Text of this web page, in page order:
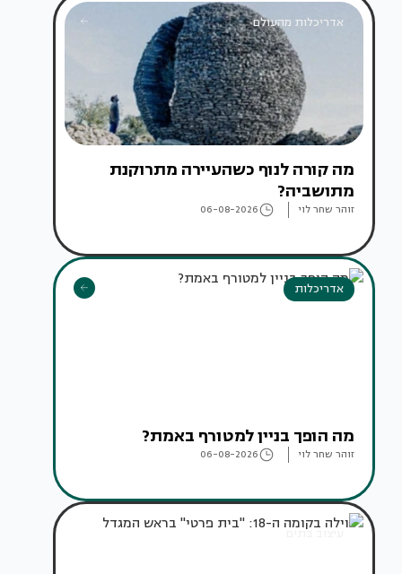
אדריכלות מהעולם
מה קורה לנוף כשהעיירה מתרוקנת
מתושביה?
זוהר שחר לוי 06-08-2026
אדריכלות
מה הופך בניין למטורף באמת?
זוהר שחר לוי 06-08-2026
עיצוב בתים